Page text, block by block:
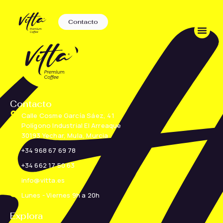
Contacto
Contacto
Calle Cosme García Sáez, 41
Polígono Industrial El Arreaque
30193 Yechar, Mula, Murcia
+34 968 67 69 78
+34 662 17 50 63
info@vitta.es
Lunes - Viernes 9h a 20h
Explora